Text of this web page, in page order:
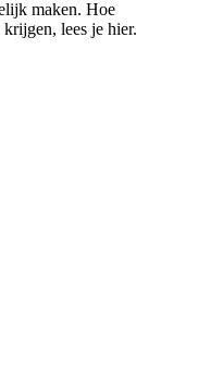
maken. Hoe
lees je hier.